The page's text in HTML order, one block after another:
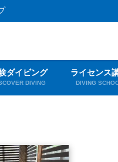
ダイビング
DIVING
ライセンス
DIVING